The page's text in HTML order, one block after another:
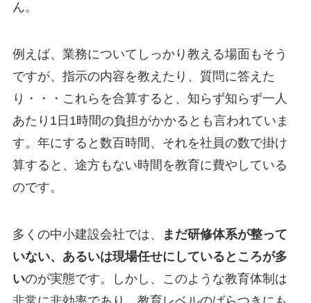
ん。
例えば、業務についてしっかり教える場面もそう
ですが、指示の内容を教えたり、質問に答えた
り・・・これらを合算すると、知らず知らず一人
あたり1日1時間の負担がかかるとも言われていま
す。年にすると数百時間、それを社員の数で掛け
算すると、途方もない時間を教育に費やしている
のです。
多くの中小建設会社では、
まだ研修体系が整って
いない、あるいは現場任せにしているところが多
いのが実態です。しかし、このような教育体制は